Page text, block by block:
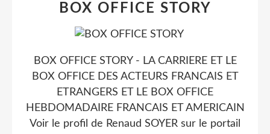
BOX OFFICE STORY
BOX OFFICE STORY - LA CARRIERE ET LE
BOX OFFICE DES ACTEURS FRANCAIS ET
ETRANGERS ET LE BOX OFFICE
HEBDOMADAIRE FRANCAIS ET AMERICAIN
Voir le profil de Renaud SOYER sur le portail